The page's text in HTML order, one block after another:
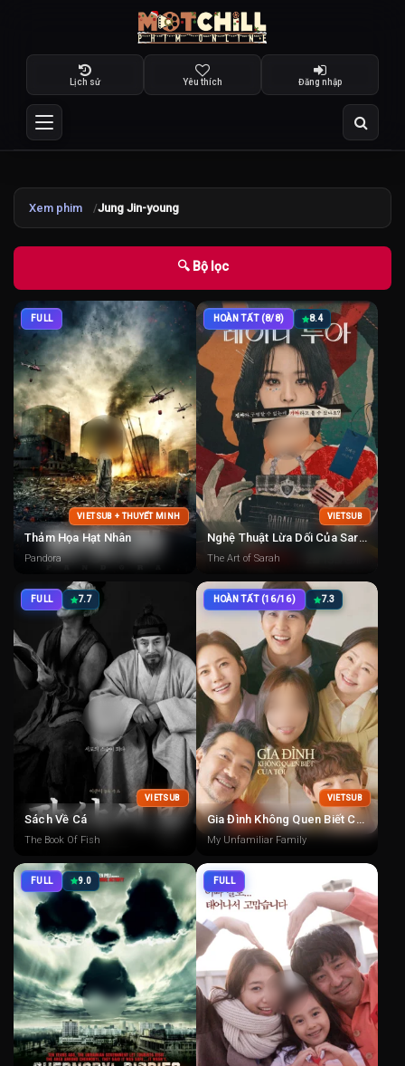
Lịch sử Yêu thích Đăng nhập
Xem phim Jung Jin-young
🔍 Bộ lọc
FULL
VIETSUB + THUYẾT MINH
Thảm Họa Hạt Nhân
Pandora
HOÀN TẤT (8/8) 8.4
VIETSUB
Nghệ Thuật Lừa Dối Của Sarah
The Art of Sarah
FULL 7.7
VIETSUB
Sách Về Cá
The Book Of Fish
HOÀN TẤT (16/16) 7.3
VIETSUB
Gia Đình Không Quen Biết Của Tôi
My Unfamiliar Family
FULL 9.0 FULL